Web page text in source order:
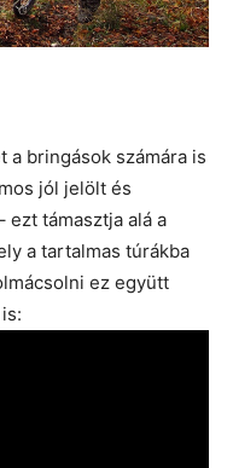
bringások számára is
jól jelölt és
ezt támasztja alá a
a tartalmas túrákba
ez együtt